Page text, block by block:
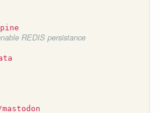
REDIS persistance